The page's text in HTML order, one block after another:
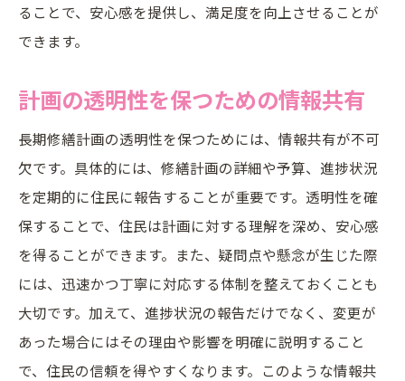
ることで、安心感を提供し、満足度を向上させることが
できます。
計画の透明性を保つための情報共有
長期修繕計画の透明性を保つためには、情報共有が不可
欠です。具体的には、修繕計画の詳細や予算、進捗状況
を定期的に住民に報告することが重要です。透明性を確
保することで、住民は計画に対する理解を深め、安心感
を得ることができます。また、疑問点や懸念が生じた際
には、迅速かつ丁寧に対応する体制を整えておくことも
大切です。加えて、進捗状況の報告だけでなく、変更が
あった場合にはその理由や影響を明確に説明すること
で、住民の信頼を得やすくなります。このような情報共